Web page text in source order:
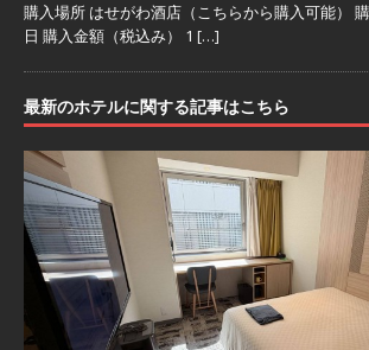
購入場所 はせがわ酒店（こちらから購入可能）
日 購入金額（税込み） 1 […]
最新のホテルに関する記事はこちら